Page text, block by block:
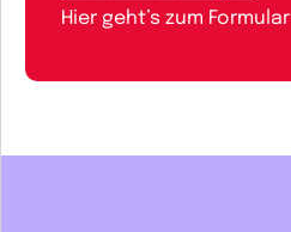
Hier geht’s zum Formular